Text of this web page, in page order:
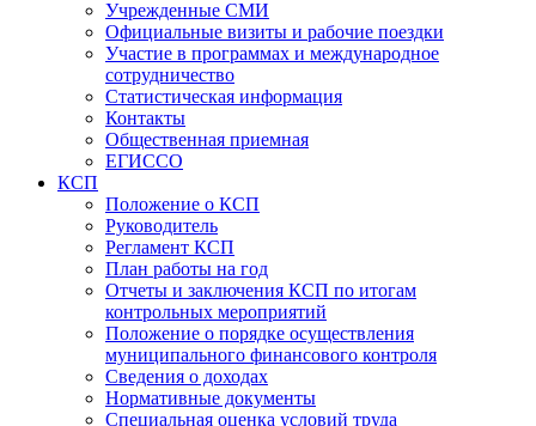
Учрежденные СМИ
Официальные визиты и рабочие поездки
Участие в программах и международное
сотрудничество
Статистическая информация
Контакты
Общественная приемная
ЕГИССО
КСП
Положение о КСП
Руководитель
Регламент КСП
План работы на год
Отчеты и заключения КСП по итогам
контрольных мероприятий
Положение о порядке осуществления
муниципального финансового контроля
Сведения о доходах
Нормативные документы
Специальная оценка условий труда